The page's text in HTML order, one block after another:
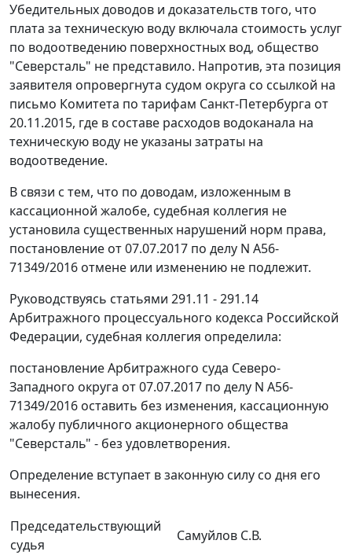
Убедительных доводов и доказательств того, что
плата за техническую воду включала стоимость услуг
по водоотведению поверхностных вод, общество
"Северсталь" не представило. Напротив, эта позиция
заявителя опровергнута судом округа со ссылкой на
письмо Комитета по тарифам Санкт-Петербурга от
20.11.2015, где в составе расходов водоканала на
техническую воду не указаны затраты на
водоотведение.
В связи с тем, что по доводам, изложенным в
кассационной жалобе, судебная коллегия не
установила существенных нарушений норм права,
постановление от 07.07.2017 по делу N А56-
71349/2016 отмене или изменению не подлежит.
Руководствуясь статьями 291.11 - 291.14
Арбитражного процессуального кодекса Российской
Федерации, судебная коллегия определила:
постановление Арбитражного суда Северо-
Западного округа от 07.07.2017 по делу N А56-
71349/2016 оставить без изменения, кассационную
жалобу публичного акционерного общества
"Северсталь" - без удовлетворения.
Определение вступает в законную силу со дня его
вынесения.
Председательствующий
судья
Самуйлов С.В.